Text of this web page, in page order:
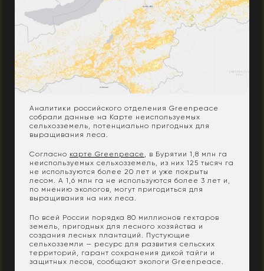
Аналитики российского отделения Greenpeace
собрали данные на Карте неиспользуемых
сельхозземель, потенциально пригодных для
выращивания леса.
Согласно карте Greenpeace
, в Бурятии 1,8 млн га
неиспользуемых сельхозземель, из них 125 тысяч га
не используются более 20 лет и уже покрыты
лесом. А 1,6 млн га не используются более 3 лет и,
по мнению экологов, могут пригодиться для
выращивания на них леса.
По всей России порядка 80 миллионов гектаров
земель, пригодных для лесного хозяйства и
создания лесных плантаций. Пустующие
сельхозземли — ресурс для развития сельских
территорий, гарант сохранения дикой тайги и
защитных лесов, сообщают экологи Greenpeace.